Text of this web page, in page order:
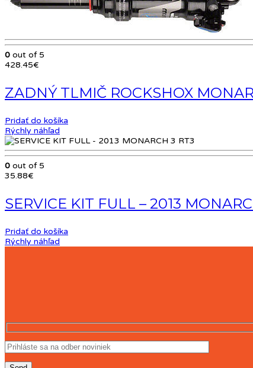
0 out of 5
428.45€
ZADNÝ TLMIČ ROCKSHOX
Pridať do košíka
Rýchly náhľad
0 out of 5
35.88€
SERVICE KIT FULL – 2013
Pridať do košíka
Rýchly náhľad